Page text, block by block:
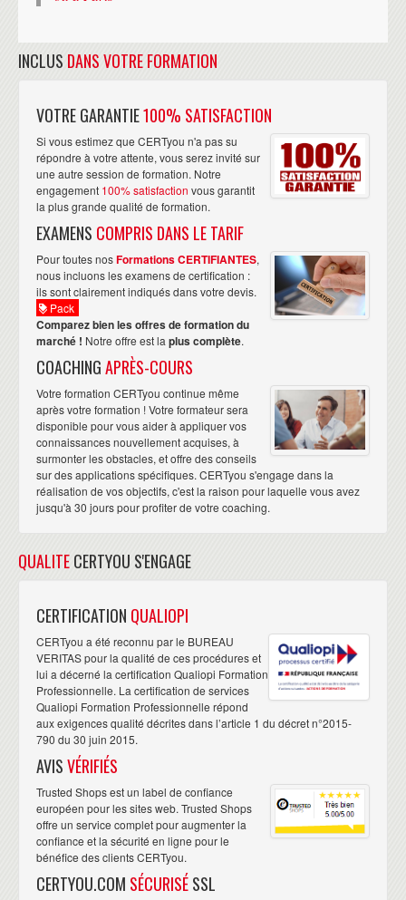
INCLUS DANS VOTRE FORMATION
VOTRE GARANTIE100% SATISFACTION
Si vous estimez que CERTyou n'a pas su
répondre à votre attente, vous serez invité sur
une autre session de formation. Notre
engagement 100% satisfaction vous garantit
la plus grande qualité de formation.
EXAMENS COMPRIS DANS LE TARIF
Pour toutes nosFormations CERTIFIANTES,
nous incluons les examens de certification :
ils sont clairement indiqués dans votre devis.
Pack
Comparez bien les offres de formation du
marché ! Notre offre est la plus complète.
COACHINGAPRÈS-COURS
Votre formation CERTyou continue même
après votre formation ! Votre formateur sera
disponible pour vous aider à appliquer vos
connaissances nouvellement acquises, à
surmonter les obstacles, et offre des conseils
sur des applications spécifiques. CERTyou s'engage dans la
réalisation de vos objectifs, c'est la raison pour laquelle vous avez
jusqu'à 30 jours pour profiter de votre coaching.
QUALITECERTYOU S'ENGAGE
CERTIFICATION QUALIOPI
CERTyou a été reconnu par le BUREAU
VERITAS pour la qualité de ces procédures et
lui a décerné la certification Qualiopi Formation
Professionnelle. La certification de services
Qualiopi Formation Professionnelle répond
aux exigences qualité décrites dans l’article 1 du décret n°2015-
790 du 30 juin 2015.
AVISVÉRIFIÉS
Trusted Shops est un label de confiance
européen pour les sites web. Trusted Shops
offre un service complet pour augmenter la
confiance et la sécurité en ligne pour le
bénéfice des clients CERTyou.
CERTYOU.COM SÉCURISÉSSL